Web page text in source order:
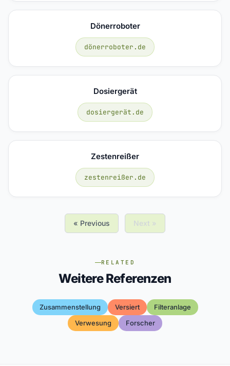
Dönerroboter
dönerroboter.de
Dosiergerät
dosiergerät.de
Zestenreißer
zestenreißer.de
« Previous Next »
RELATED
Weitere Referenzen
Zusammenstellung Versiert
Filteranlage
Verwesung
Forscher